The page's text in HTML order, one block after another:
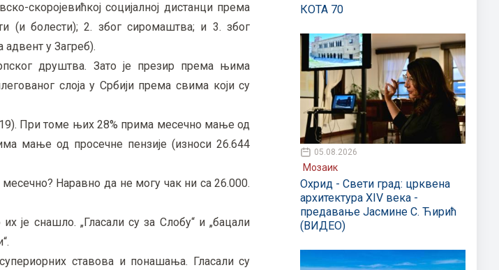
скоројевићкој социјалној дистанци према
(и болести); 2. због сиромаштва; и 3. због
у Загреб).
друштва. Зато је презир према њима
слоја у Србији према свима који су
При томе њих 28% прима месечно мање од
мање од просечне пензије (износи 26.644
Наравно да не могу чак ни са 26.000.
је снашло. „Гласали су за Слобу“ и „бацали
ставова и понашања. Гласали су
КОТА 70
05.08.2026
Мозаик
Охрид - Свети град: црквена
архитектура XIV века -
предавање Јасмине С. Ћирић
(ВИДЕО)